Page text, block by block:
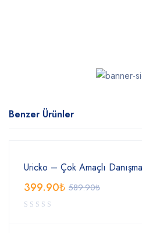
Benzer Ürünler
Uricko – Çok Amaçlı
589.90₺
399.90₺